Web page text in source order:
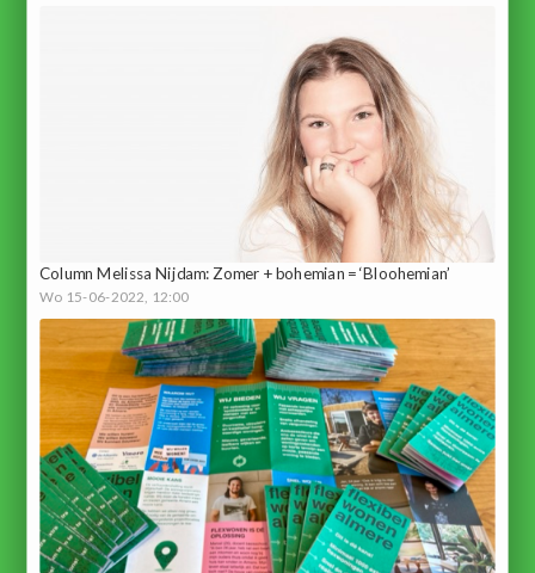
Column Melissa Nijdam: Zomer + bohemian = ‘Bloohemian’
Wo 15-06-2022, 12:00